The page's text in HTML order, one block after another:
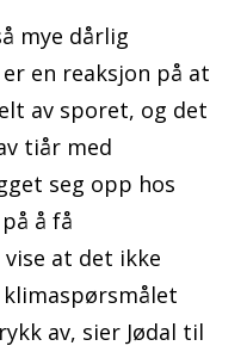
mye dårlig
en reaksjon på at
av sporet, og det
tiår med
seg opp hos
å få
at det ikke
av, sier Jødal til